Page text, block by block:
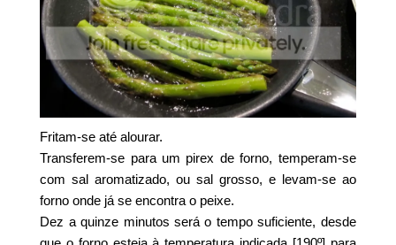
Fritam-se até alourar.
Transferem-se para um pirex de forno, temperam-se
com sal aromatizado, ou sal grosso, e levam-se ao
forno onde já se encontra o peixe.
Dez a quinze minutos será o tempo suficiente, desde